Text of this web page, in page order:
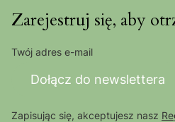
Zarejestruj się, aby
Twój adres e-mail
Dołącz do newslettera
Zapisując się, akceptujesz nasz